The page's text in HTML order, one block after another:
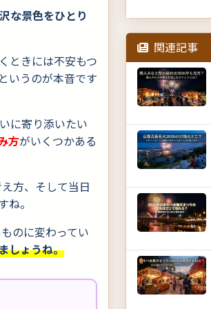
な景色をひとり
ときには不安もつ
いうのが本音です
に寄り添いたい
方がいくつかある
方、そして当日
。
のに変わってい
しょうね。
関連記事